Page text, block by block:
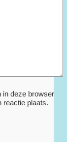
in deze browser
reactie plaats.